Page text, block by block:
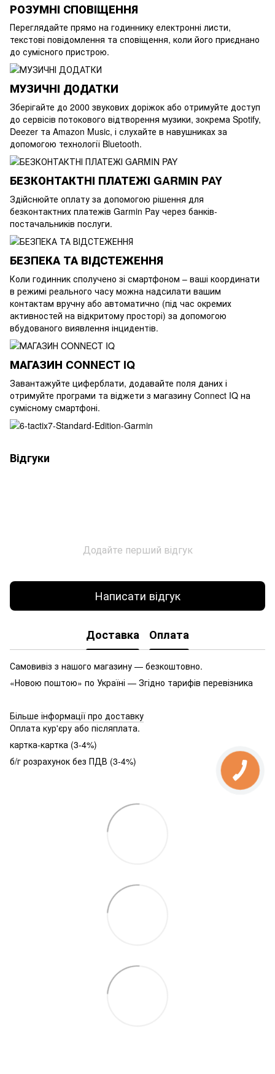
РОЗУМНІ СПОВІЩЕННЯ
Переглядайте прямо на годиннику електронні листи,
текстові повідомлення та сповіщення, коли його приєднано
до сумісного пристрою.
МУЗИЧНІ ДОДАТКИ
Зберігайте до 2000 звукових доріжок або отримуйте доступ
до сервісів потокового відтворення музики, зокрема Spotify,
Deezer та Amazon Music, і слухайте в навушниках за
допомогою технології Bluetooth.
БЕЗКОНТАКТНІ ПЛАТЕЖІ GARMIN PAY
Здійснюйте оплату за допомогою рішення для
безконтактних платежів Garmin Pay через банків-
постачальників послуги.
БЕЗПЕКА ТА ВІДСТЕЖЕННЯ
Коли годинник сполучено зі смартфоном – ваші координати
в режимі реального часу можна надсилати вашим
контактам вручну або автоматично (під час окремих
активностей на відкритому просторі) за допомогою
вбудованого виявлення інцидентів.
МАГАЗИН CONNECT IQ
Завантажуйте циферблати, додавайте поля даних і
отримуйте програми та віджети з магазину Connect IQ на
сумісному смартфоні.
Відгуки
Додайте перший відгук
Написати відгук
Доставка Оплата
Самовивіз з нашого магазину — безкоштовно.
«Новою поштою» по Україні — Згідно тарифів перевізника
Більше інформації про доставку
Оплата кур'єру або післяплата.
картка-картка (3-4%)
б/г розрахунок без ПДВ (3-4%)